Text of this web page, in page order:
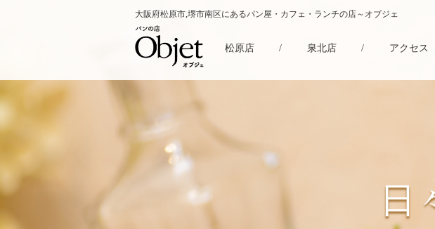
大阪府松原市,堺市南区にあるパン屋・カフェ・ランチの店～オブジェ
松原店 / 泉北店 / アクセス
日